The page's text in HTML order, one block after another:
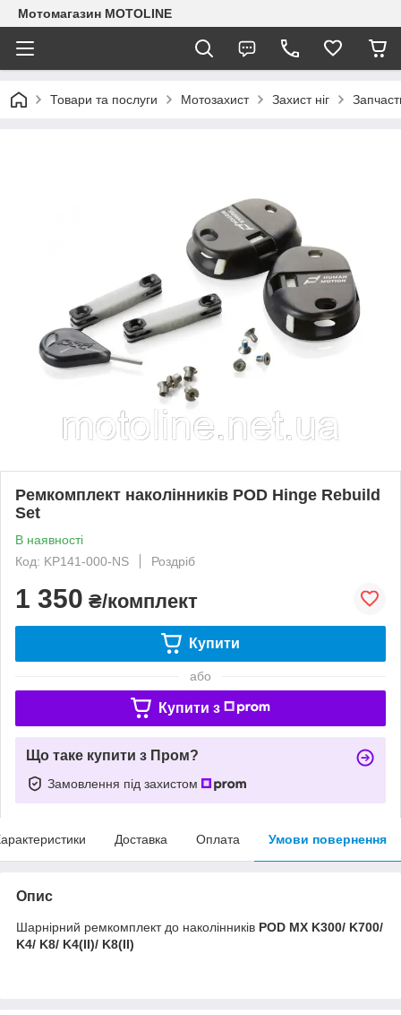
Мотомагазин MOTOLINE
Товари та послуги Мотозахист Захист ніг
Ремкомплект наколінників POD Hinge Rebuild
Set
В наявності
Код: KP141-000-NS
Роздріб
1 350 ₴/комплект
Купити
або
Купити з
Що таке купити з Пром?
Замовлення під захистом
Доставка Оплата Умови повернення
Опис
Шарнірний ремкомплект до наколінників POD MX K300/ K700/
K4/ K8/ K4(II)/ K8(II)